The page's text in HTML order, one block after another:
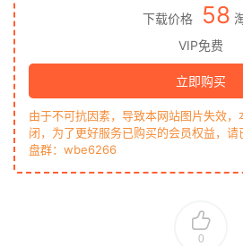
下载价格 58
VIP免费
立即购买
由于不可抗因素，导致本网站图片失效
闭，为了更好服务已购买的会员权益，
盘群：wbe6266
0